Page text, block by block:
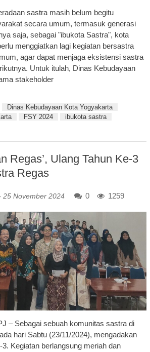
sastra masih belum begitu
secara umum, termasuk generasi
saja, sebagai "ibukota Sastra", kota
menggiatkan lagi kegiatan bersastra
agar dapat menjaga eksistensi sastra
Untuk itulah, Dinas Kebudayaan
stakeholder
Dinas Kebudayaan Kota Yogyakarta
FSY 2024
ibukota sastra
Regas’, Ulang Tahun Ke-3
Regas
25 November 2024 0 1259
– Sebagai sebuah komunitas sastra di
hari Sabtu (23/11/2024), mengadakan
Kegiatan berlangsung meriah dan